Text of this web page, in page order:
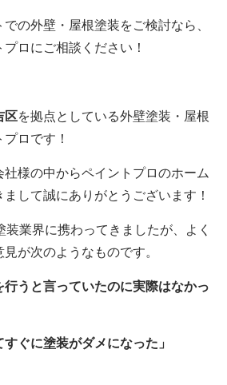
の外壁・屋根塗装をご検討なら、
ロにご相談ください！
区を拠点としている外壁塗装・屋根
ロです！
社様の中からペイントプロのホーム
して誠にありがとうございます！
業界に携わってきましたが、よく
が次のようなものです。
行うと言っていたのに実際はなかっ
すぐに塗装がダメになった」